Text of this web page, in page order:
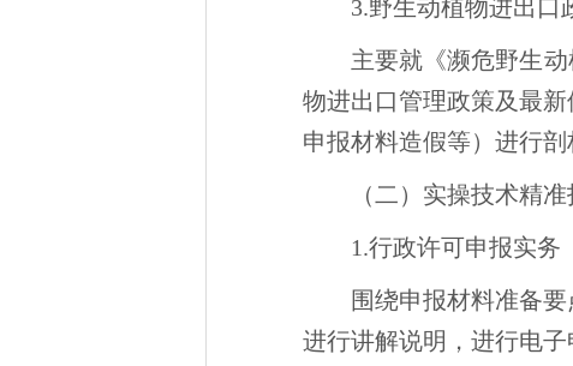
3.野生动植物进出口
主要就《濒危野生
物进出口管理政策及最
申报材料造假等）进行剖
（二）实操技术精
1.行政许可申报实务
围绕申报材料准备
进行讲解说明，进行电子